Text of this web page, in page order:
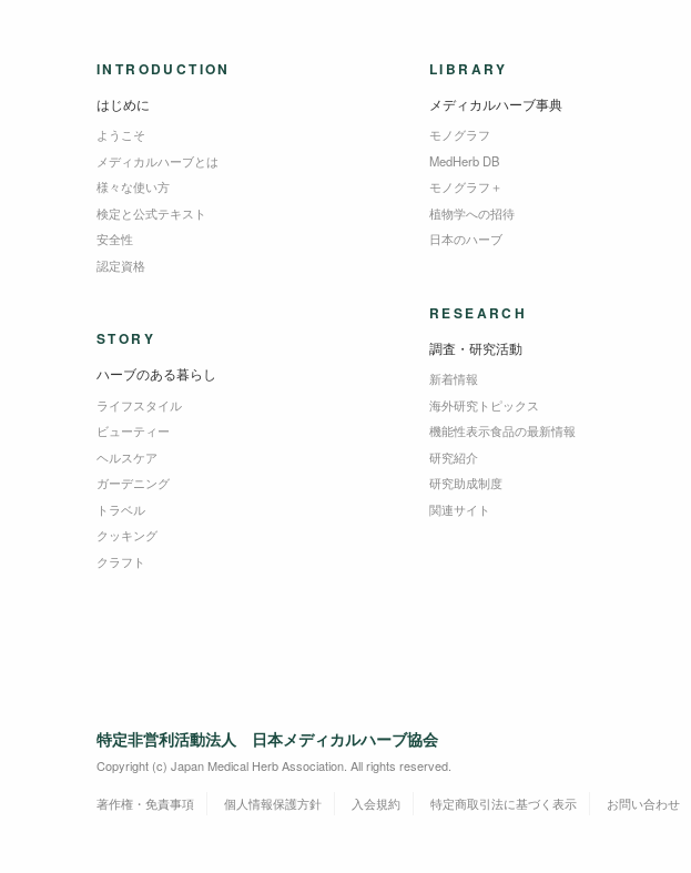
INTRODUCTION
はじめに
ようこそ
メディカルハーブとは
様々な使い方
検定と公式テキスト
安全性
認定資格
STORY
ハーブのある暮らし
ライフスタイル
ビューティー
ヘルスケア
ガーデニング
トラベル
クッキング
クラフト
LIBRARY
メディカルハーブ事典
モノグラフ
MedHerb DB
モノグラフ＋
植物学への招待
日本のハーブ
RESEARCH
調査・研究活動
新着情報
海外研究トピックス
機能性表示食品の最新情報
研究紹介
研究助成制度
関連サイト
特定非営利活動法人 日本メディカルハーブ協会
Copyright (c) Japan Medical Herb Association. All rights reserved.
著作権・免責事項 個人情報保護方針 入会規約 特定商取引法に基づく表示 お問い合わせ